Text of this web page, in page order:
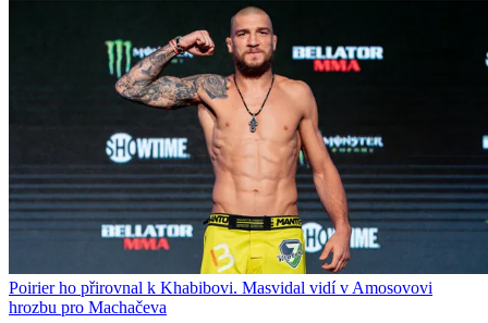
Poirier ho přirovnal k Khabibovi. Masvidal vidí v Amosovovi
hrozbu pro Machačeva